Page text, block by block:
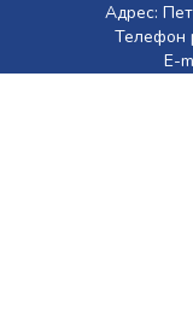
Адрес:
Телефон
E-